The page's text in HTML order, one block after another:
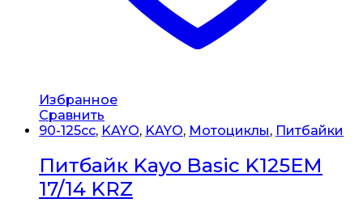
Избранное
Сравнить
90-125cc, KAYO, KAYO, Мотоциклы, Питбайки
Питбайк Kayo Basic K125EM
17/14 KRZ